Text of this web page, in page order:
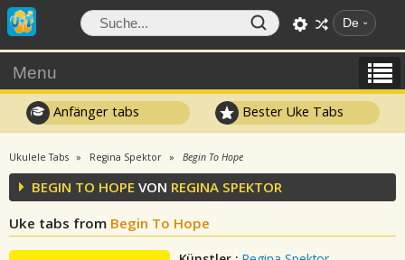
De
Menu
Anfänger tabs Bester Uke Tabs
Ukulele Tabs Regina Spektor Begin To Hope
BEGIN TO HOPE VON REGINA SPEKTOR
Uke tabs from Begin To Hope